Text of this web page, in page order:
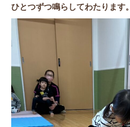
ひとつずつ鳴らしてわたります。